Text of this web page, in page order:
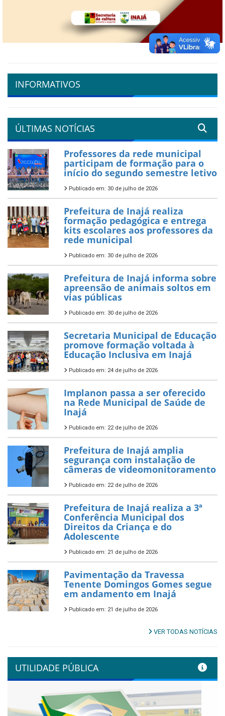
INFORMATIVOS
ÚLTIMAS NOTÍCIAS
Professores da rede municipal
participam de formação para o
início do segundo semestre letivo
Publicado em: 30 de julho de 2026
Prefeitura de Inajá realiza
formação pedagógica e entrega
kits escolares aos professores da
rede municipal
Publicado em: 30 de julho de 2026
Prefeitura de Inajá informa sobre
apreensão de animais soltos em
vias públicas
Publicado em: 30 de julho de 2026
Secretaria Municipal de Educação
promove formação voltada à
Educação Inclusiva em Inajá
Publicado em: 24 de julho de 2026
Implanon passa a ser oferecido
na Rede Municipal de Saúde de
Inajá
Publicado em: 22 de julho de 2026
Prefeitura de Inajá amplia
segurança com instalação de
câmeras de videomonitoramento
Publicado em: 22 de julho de 2026
Prefeitura de Inajá realiza a 3ª
Conferência Municipal dos
Direitos da Criança e do
Adolescente
Publicado em: 21 de julho de 2026
Pavimentação da Travessa
Tenente Domingos Gomes segue
em andamento em Inajá
Publicado em: 21 de julho de 2026
VER TODAS NOTÍCIAS
UTILIDADE PÚBLICA